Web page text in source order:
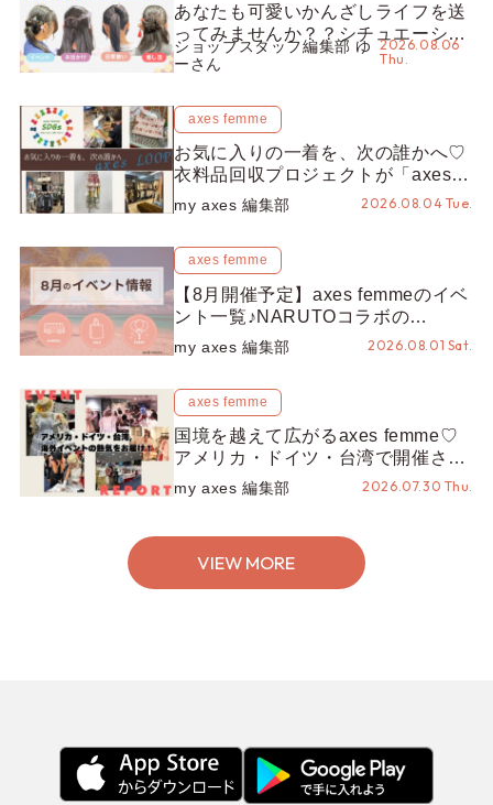
あなたも可愛いかんざしライフを送
ってみませんか？？シチュエーショ
ン別“かんざし”のオススメ【ショッ
プスタッフ編集部】
ショップスタッフ編集部 ゆ
ーさん
2026.08.06
Thu.
axes femme
お気に入りの一着を、次の誰かへ♡
衣料品回収プロジェクトが「axes
LOOP」にアップデート！活用する
とポイントが手に入る◎
my axes 編集部 2026.08.04 Tue.
axes femme
【8月開催予定】axes femmeのイベ
ント一覧♪NARUTOコラボの
REZEN POPUPから、プチYour
Stage.、ティーパーティまで！8月
my axes 編集部 2026.08.01 Sat.
axes femme
国境を越えて広がるaxes femme♡
アメリカ・ドイツ・台湾で開催され
たイベントをお届け！美沙子さんか
らのコメントも♬【海外イベントレ
my axes 編集部 2026.07.30 Thu.
VIEW MORE